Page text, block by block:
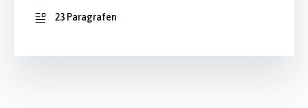
23 Paragrafen